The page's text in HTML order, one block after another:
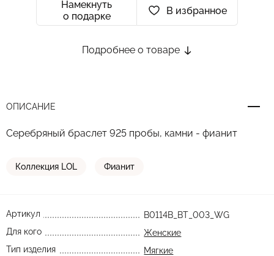
Намекнуть
о подарке
В избранное
Подробнее о товаре
ОПИСАНИЕ
Серебряный браслет 925 пробы, камни - фианит
Коллекция LOL Фианит
Артикул
B0114B_BT_003_WG
Для кого
Женские
Тип изделия
Мягкие